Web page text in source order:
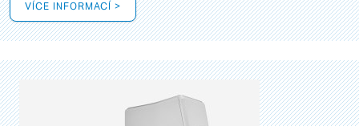
VÍCE INFORMACÍ >